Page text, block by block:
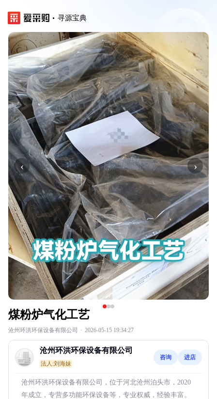
寻源宝典
‹ ›
煤粉炉气化工艺
沧州环洪环保设备有限公司 · 2026-05-15 19:34:27
沧州环洪环保设备有限公司
法人:刘海妹
咨询 进店
沧州环洪环保设备有限公司，位于河北沧州泊头市，2020
年成立，专营多功能环保设备等，专业权威，经验丰富。